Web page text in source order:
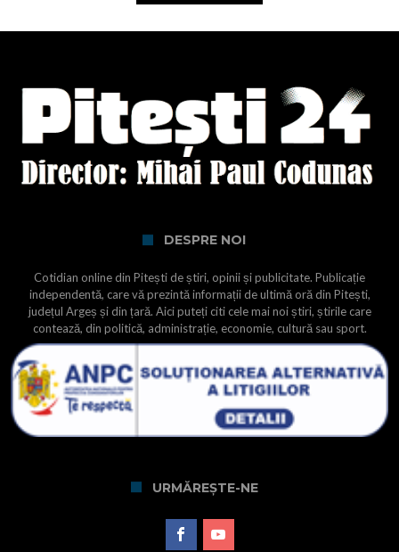
DESPRE NOI
Cotidian online din Pitești de știri, opinii și publicitate. Publicație
independentă, care vă prezintă informații de ultimă oră din Pitești,
județul Argeș și din țară. Aici puteți citi cele mai noi știri, știrile care
contează, din politică, administrație, economie, cultură sau sport.
URMĂREȘTE-NE